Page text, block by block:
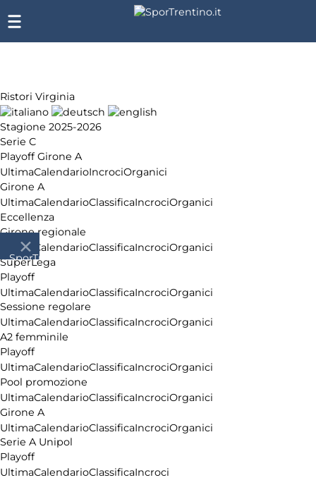
Ristori Virginia
Stagione 2025-2026
Serie C
Playoff Girone A
UltimaCalendarioIncrociOrganici
Girone A
UltimaCalendarioClassificaIncrociOrganici
Eccellenza
Girone regionale
Ultima
CalendarioClassificaIncrociOrganici
SuperLega
Playoff
UltimaCalendarioClassificaIncrociOrganici
Sessione regolare
UltimaCalendarioClassificaIncrociOrganici
A2 femminile
Playoff
UltimaCalendarioClassificaIncrociOrganici
Pool promozione
UltimaCalendarioClassificaIncrociOrganici
Girone A
UltimaCalendarioClassificaIncrociOrganici
Serie A Unipol
Playoff
UltimaCalendarioClassificaIncroci
SporTrentino.it
Chi
siamo
Affiliazione
Pubblicità